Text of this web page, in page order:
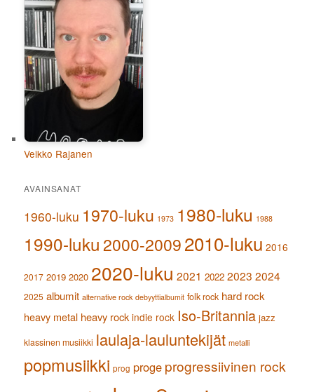
Veikko Rajanen
AVAINSANAT
1960-luku 1970-luku 1973 1980-luku 1988
1990-luku 2000-20092010-luku 2016
2017 2019 2020 2020-luku 2021 2022 2023 2024
2025 albumit alternative rock debyyttialbumit folk rock hard rock
heavy metal heavy rock indie rock Iso-Britannia jazz
klassinen musiikki laulaja-lauluntekijät metalli
popmusiikki prog proge progressiivinen rock